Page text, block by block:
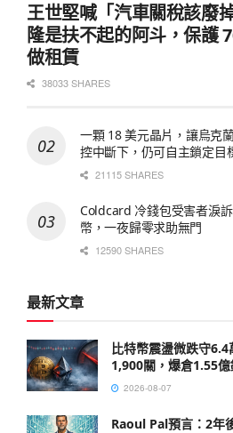
王世堅喊「汽車關稅該廢
隆是扶不起的阿斗，保護
做租賃
38033 SHARES
一顆 18 美元晶片，讓烏克
控中斷下，仍可自主鎖定目
21115 SHARES
Coldcard 冷錢包受害者淚
幣，一夜歸零求助無門
12590 SHARES
最新文章
比特幣震盪微跌守
1,900關，爆倉1.55
2026-08-07
Raoul Pal預言：2年